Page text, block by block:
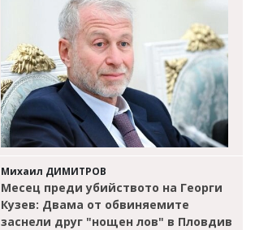
Михаил ДИМИТРОВ
Месец преди убийството на Георги
Кузев: Двама от обвиняемите
заснели друг "нощен лов" в Пловдив